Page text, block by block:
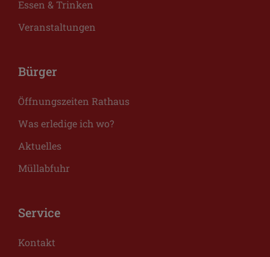
Essen & Trinken
Veranstaltungen
Bürger
Öffnungszeiten Rathaus
Was erledige ich wo?
Aktuelles
Müllabfuhr
Service
Kontakt